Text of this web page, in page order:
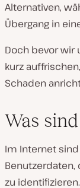
Alternativen,
Übergang in
Doch bevor wir
kurz
Schaden
Was
Im Internet
zu